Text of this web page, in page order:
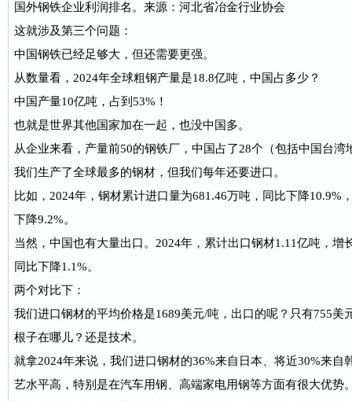
国外钢铁企业利润排名。来源：河北省冶金行业协会
这就涉及第三个问题：
中国钢铁已经足够大，但还需要更强。
从数量看，2024年全球粗钢产量是18.8亿吨，中国占多少？
中国产量10亿吨，占到53%！
也就是世界其他国家加在一起，也没中国多。
从企业来看，产量前50的钢铁厂，中国占了28个（包括中国台湾
我们生产了全球最多的钢材，但我们每年还要进口。
比如，2024年，钢材累计进口量为681.46万吨，同比下降10.9%
下降9.2%。
当然，中国也有大量出口。2024年，累计出口钢材1.11亿吨，增
同比下降1.1%。
两个对比下：
我们进口钢材的平均价格是1689美元/吨，出口的呢？只有755美
根子在哪儿？还是技术。
就拿2024年来说，我们进口钢材的36%来自日本、将近30%来自
艺水平高，特别是在汽车用钢、高端家电用钢等方面有很大优势